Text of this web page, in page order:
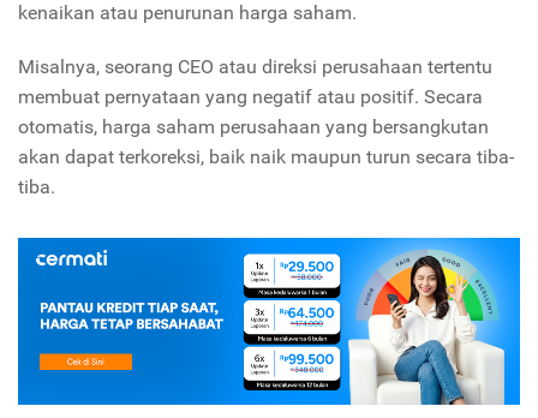
kenaikan atau penurunan harga saham.
Misalnya, seorang CEO atau direksi perusahaan tertentu
membuat pernyataan yang negatif atau positif. Secara
otomatis, harga saham perusahaan yang bersangkutan
akan dapat terkoreksi, baik naik maupun turun secara tiba-
tiba.